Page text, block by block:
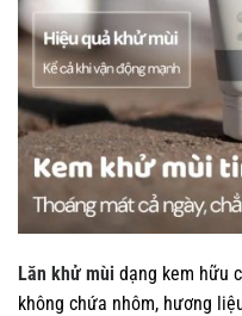
Lăn khử mùi dạng kem hữu
không chứa nhôm, hương